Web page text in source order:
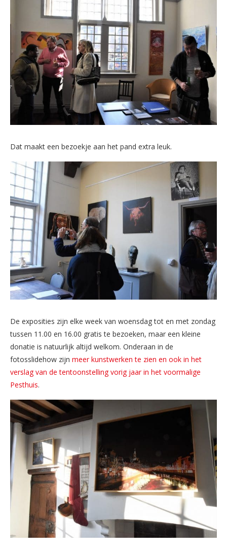
Dat maakt een bezoekje aan het pand extra leuk.
De exposities zijn elke week van woensdag tot en met zondag
tussen 11.00 en 16.00 gratis te bezoeken, maar een kleine
donatie is natuurlijk altijd welkom. Onderaan in de
fotosslidehow zijn meer kunstwerken te zien en ook in het
verslag van de tentoonstelling vorig jaar in het voormalige
Pesthuis.